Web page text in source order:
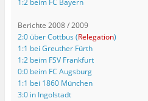
1:2 beim FC Bayern
Berichte 2008 / 2009
2:0 über Cottbus (Relegation)
1:1 bei Greuther Fürth
1:2 beim FSV Frankfurt
0:0 beim FC Augsburg
1:1 bei 1860 München
3:0 in Ingolstadt